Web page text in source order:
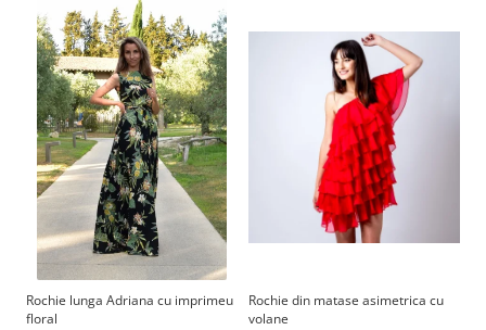
Rochie lunga Adriana cu imprimeu
floral
Rochie din matase asimetrica cu
volane